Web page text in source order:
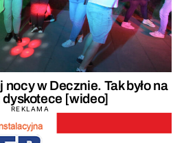
w Decznie. Tak było na
[wideo]
REKLAMA